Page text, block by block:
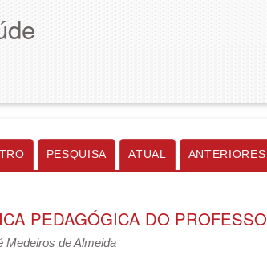
PESQUISA ATUAL ANTERIORES
PEDAGÓGICA DO
Medeiros de Almeida